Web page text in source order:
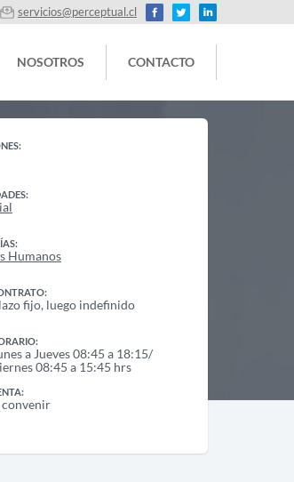
servicios@perceptual.cl
NOSOTROS CONTACTO
Humanos
fijo, luego indefinido
a Jueves 08:45 a 18:15/
08:45 a 15:45 hrs